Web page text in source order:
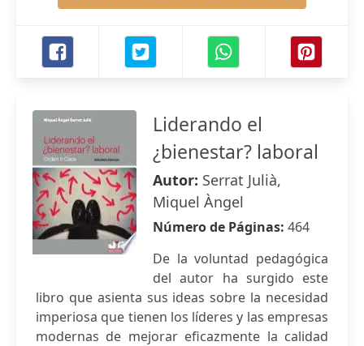
Liderando el
¿bienestar? laboral
Autor: Serrat Julià,
Miquel Àngel
Número de Páginas: 464
De la voluntad pedagógica
del autor ha surgido este
libro que asienta sus ideas sobre la necesidad
imperiosa que tienen los líderes y las empresas
modernas de mejorar eficazmente la calidad